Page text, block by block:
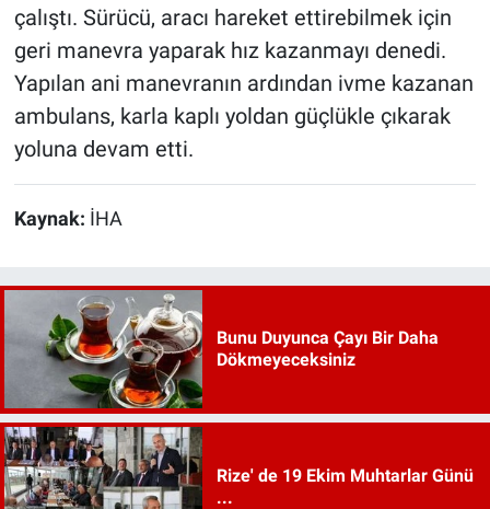
çalıştı. Sürücü, aracı hareket ettirebilmek için
geri manevra yaparak hız kazanmayı denedi.
Yapılan ani manevranın ardından ivme kazanan
ambulans, karla kaplı yoldan güçlükle çıkarak
yoluna devam etti.
Kaynak: İHA
Bunu Duyunca Çayı Bir Daha
Dökmeyeceksiniz
Rize' de 19 Ekim Muhtarlar Günü
...